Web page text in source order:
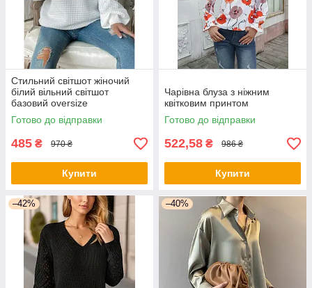
Стильний світшот жіночий
білий вільний світшот
базовий oversize
Готово до відправки
485 ₴ 970 ₴
Купити
Чарівна блуза з ніжним
квітковим принтом
Готово до відправки
522,58 ₴ 986 ₴
Купити
–42% –40%